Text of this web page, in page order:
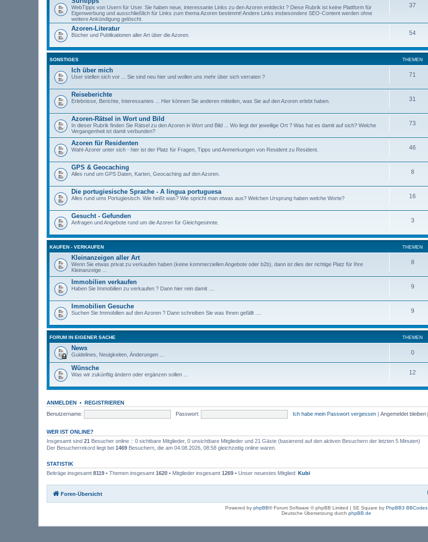
WebTipps von Usern für User. Sie haben neue, interessante Links zu den Azoren entdeckt ? Diese Rubrik ist keine Plattform für
Eigenwerbung und ausschließlich für Links zum thema Azoren bestimmt! Andere Links insbesondere SEO-Content werden ohne
weitere Ankündigung gelöscht.
37
Azoren-Literatur
Bücher und Publikationen aller Art über die Azoren. 54
SONSTIGES THEMEN
Ich über mich
User stellen sich vor ... Sie sind neu hier und wollen uns mehr über sich verraten ? 71
Reiseberichte
Erlebnisse, Berichte, Interessantes ... Hier können Sie anderen mitteilen, was Sie auf den Azoren erlebt haben. 31
Azoren-Rätsel in Wort und Bild
In dieser Rubrik finden Sie Rätsel zu den Azoren in Wort und Bild ... Wo liegt der jeweilige Ort ? Was hat es damit auf sich? Welche
Vergangenheit ist damit verbunden?
73
Azoren für Residenten
Wahl-Azorer unter sich - hier ist der Platz für Fragen, Tipps und Anmerkungen von Resident zu Resident. 46
GPS & Geocaching
Alles rund um GPS Daten, Karten, Geocaching auf den Azoren. 8
Die portugiesische Sprache - A lingua portuguesa
Alles rund ums Portugiesisch. Wie heißt was? Wie spricht man etwas aus? Welchen Ursprung haben welche Worte? 16
Gesucht - Gefunden
Anfragen und Angebote rund um die Azoren für Gleichgesinnte. 3
KAUFEN - VERKAUFEN THEMEN
Kleinanzeigen aller Art
Wenn Sie etwas privat zu verkaufen haben (keine kommerziellen Angebote oder b2b), dann ist dies der richtige Platz für Ihre
Kleinanzeige ...
8
Immobilien verkaufen
Haben Sie Immobilien zu verkaufen ? Dann hier rein damit .... 9
Immobilien Gesuche
Suchen Sie Immobilien auf den Azoren ? Dann schreiben Sie was Ihnen gefällt .... 9
FORUM IN EIGENER SACHE THEMEN
News
Guidelines, Neuigkeiten, Änderungen ... 0
Wünsche
Was wir zukünftig ändern oder ergänzen sollen ... 12
ANMELDEN • REGISTRIEREN
Benutzername:
Passwort: Ich habe mein Passwort vergessen | Angemeldet bleiben
WER IST ONLINE?
Insgesamt sind 21 Besucher online :: 0 sichtbare Mitglieder, 0 unsichtbare Mitglieder und 21 Gäste (basierend auf den aktiven Besuchern der letzten 5 Minuten)
Der Besucherrekord liegt bei 1469 Besuchern, die am 04.08.2026, 08:58 gleichzeitig online waren.
STATISTIK
Beiträge insgesamt 8119 • Themen insgesamt 1620 • Mitglieder insgesamt 1269 • Unser neuestes Mitglied: Kubi
Foren-Übersicht
Powered by phpBB® Forum Software © phpBB Limited | SE Square by PhpBB3 BBCodes
Deutsche Übersetzung durch phpBB.de